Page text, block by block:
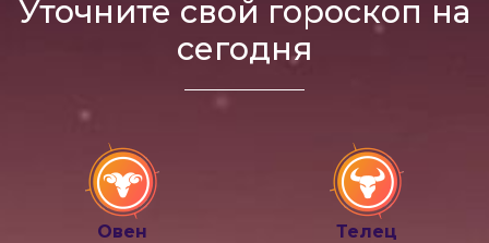
Уточните свой гороскоп на
сегодня
Овен Телец